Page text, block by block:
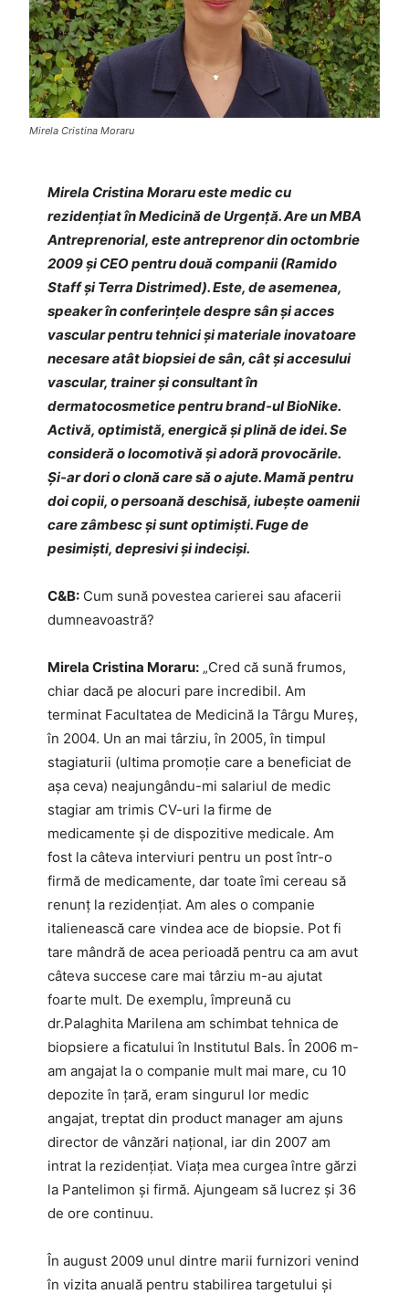
Mirela Cristina Moraru
Mirela Cristina Moraru este medic cu
rezidenţiat în Medicină de Urgenţă. Are un MBA
Antreprenorial, este antreprenor din octombrie
2009 și CEO pentru două companii (Ramido
Staff și Terra Distrimed). Este, de asemenea,
speaker în conferinţele despre sân și acces
vascular pentru tehnici și materiale inovatoare
necesare atât biopsiei de sân, cât și accesului
vascular, trainer și consultant în
dermatocosmetice pentru brand-ul BioNike.
Activă, optimistă, energică și plină de idei. Se
consideră o locomotivă și adoră provocările.
Și-ar dori o clonă care să o ajute. Mamă pentru
doi copii, o persoană deschisă, iubește oamenii
care zâmbesc și sunt optimişti. Fuge de
pesimişti, depresivi şi indecişi.
C&B: Cum sună povestea carierei sau afacerii
dumneavoastră?
Mirela Cristina Moraru: „Cred că sună frumos,
chiar dacă pe alocuri pare incredibil. Am
terminat Facultatea de Medicină la Târgu Mureş,
în 2004. Un an mai târziu, în 2005, în timpul
stagiaturii (ultima promoţie care a beneficiat de
aşa ceva) neajungându-mi salariul de medic
stagiar am trimis CV-uri la firme de
medicamente şi de dispozitive medicale. Am
fost la câteva interviuri pentru un post într-o
firmă de medicamente, dar toate îmi cereau să
renunţ la rezidenţiat. Am ales o companie
italienească care vindea ace de biopsie. Pot fi
tare mândră de acea perioadă pentru ca am avut
câteva succese care mai târziu m-au ajutat
foarte mult. De exemplu, împreună cu
dr.Palaghita Marilena am schimbat tehnica de
biopsiere a ficatului în Institutul Bals. În 2006 m-
am angajat la o companie mult mai mare, cu 10
depozite în ţară, eram singurul lor medic
angajat, treptat din product manager am ajuns
director de vânzări naţional, iar din 2007 am
intrat la rezidenţiat. Viaţa mea curgea între gărzi
la Pantelimon și firmă. Ajungeam să lucrez și 36
de ore continuu.
În august 2009 unul dintre marii furnizori venind
în vizita anuală pentru stabilirea targetului și